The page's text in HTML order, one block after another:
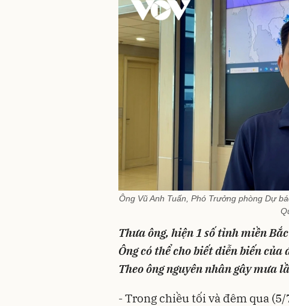
Ông Vũ Anh Tuấn, Phó Trưởng phòng Dự
Thưa ông, hiện 1 số tỉnh miền
Ông có thể cho biết diễn biến
Theo ông nguyên nhân gây mưa
- Trong chiều tối và đêm qua